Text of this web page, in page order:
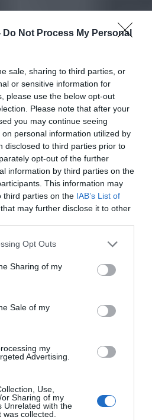
Do Not Process My Personal
sale, sharing to third parties, or
or sensitive information for
please use the below opt-out
Please note that after your
you may continue seeing
personal information utilized by
disclosed to third parties prior to
opt-out of the further
information by third parties on the
This information may
third parties on the IAB’s List of
that may further disclose it to other
Opt Outs
Sharing of my
Sale of my
my
Advertising.
Use,
Sharing of my
Unrelated with the
collected.